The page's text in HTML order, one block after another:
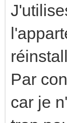
Par
car je